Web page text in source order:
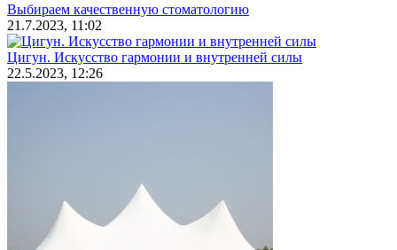
Выбираем качественную стоматологию
21.7.2023, 11:02
Цигун. Искусство гармонии и внутренней силы
22.5.2023, 12:26